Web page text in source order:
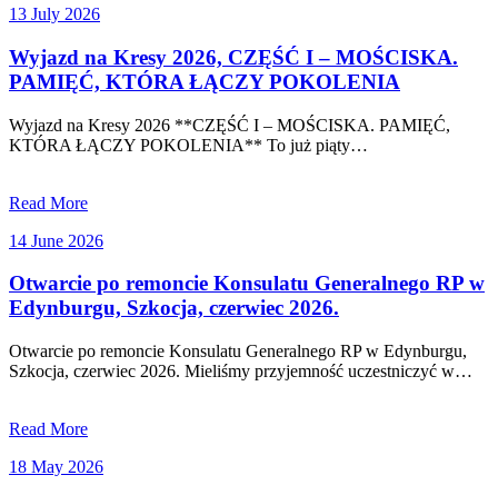
13 July 202613
2026
Wyjazd na Kresy 2026, CZĘŚĆ I – MOŚCISKA.
PAMIĘĆ, KTÓRA ŁĄCZY POKOLENIA
Wyjazd na Kresy 2026 **CZĘŚĆ I – MOŚCISKA. PAMIĘĆ,
KTÓRA ŁĄCZY POKOLENIA** To już piąty…
Read More
14 June 202614
2026
Otwarcie po remoncie Konsulatu Generalnego RP w
Edynburgu, Szkocja, czerwiec 2026.
Otwarcie po remoncie Konsulatu Generalnego RP w Edynburgu,
Szkocja, czerwiec 2026. Mieliśmy przyjemność uczestniczyć w…
Read More
18 May 202618